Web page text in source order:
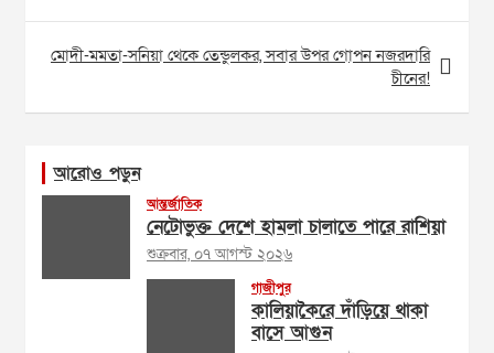
মোদী-মমতা-সনিয়া থেকে তেন্ডুলকর, সবার উপর গোপন নজরদারি
চীনের!
আরোও পড়ুন
আন্তর্জাতিক
নেটোভুক্ত দেশে হামলা চালাতে পারে রাশিয়া
শুক্রবার, ০৭ আগস্ট ২০২৬
গাজীপুর
কালিয়াকৈরে দাঁড়িয়ে থাকা
বাসে আগুন